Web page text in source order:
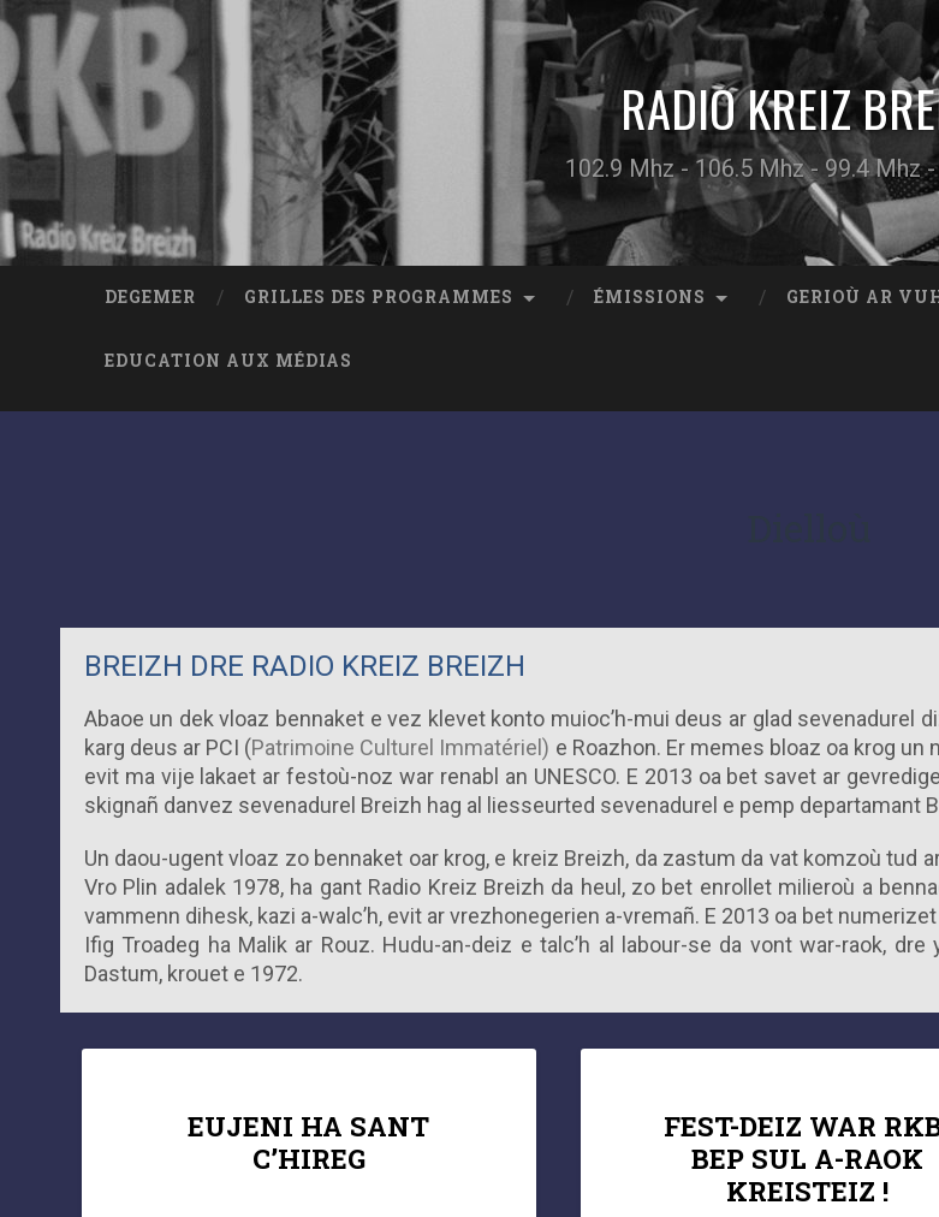
RADIO KREIZ
102.9 Mhz - 106.5 Mhz - 99.4 Mhz
DEGEMER GRILLES DES PROGRAMMES ÉMISSIONS GERIOÙ AR
EDUCATION AUX MÉDIAS
BREIZH DRE RADIO KREIZ BREIZH
Abaoe un dek vloaz bennaket e vez klevet konto muioc’h-mui deus ar glad sevenadurel
karg deus ar PCI (Patrimoine Culturel Immatériel) e Roazhon. Er memes bloaz oa krog un
evit ma vije lakaet ar festoù-noz war renabl an UNESCO. E 2013 oa bet savet ar
skignañ danvez sevenadurel Breizh hag al liesseurted sevenadurel e pemp departamant
Un daou-ugent vloaz zo bennaket oar krog, e kreiz Breizh, da zastum da vat komzoù tud
Vro Plin adalek 1978, ha gant Radio Kreiz Breizh da heul, zo bet enrollet milieroù a
vammenn dihesk, kazi a-walc’h, evit ar vrezhonegerien a-vremañ. E 2013 oa bet
Ifig Troadeg ha Malik ar Rouz. Hudu-an-deiz e talc’h al labour-se da vont war-raok,
Dastum, krouet e 1972.
EUJENI HA SANT
C’HIREG
FEST-DEIZ WAR
BEP SUL A-RAOK
KREISTEIZ !